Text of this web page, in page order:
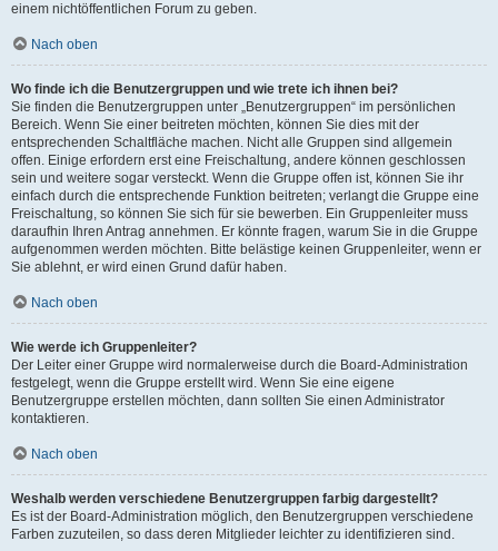
einem nichtöffentlichen Forum zu geben.
Nach oben
Wo finde ich die Benutzergruppen und wie trete ich ihnen bei?
Sie finden die Benutzergruppen unter „Benutzergruppen“ im persönlichen
Bereich. Wenn Sie einer beitreten möchten, können Sie dies mit der
entsprechenden Schaltfläche machen. Nicht alle Gruppen sind allgemein
offen. Einige erfordern erst eine Freischaltung, andere können geschlossen
sein und weitere sogar versteckt. Wenn die Gruppe offen ist, können Sie ihr
einfach durch die entsprechende Funktion beitreten; verlangt die Gruppe eine
Freischaltung, so können Sie sich für sie bewerben. Ein Gruppenleiter muss
daraufhin Ihren Antrag annehmen. Er könnte fragen, warum Sie in die Gruppe
aufgenommen werden möchten. Bitte belästige keinen Gruppenleiter, wenn er
Sie ablehnt, er wird einen Grund dafür haben.
Nach oben
Wie werde ich Gruppenleiter?
Der Leiter einer Gruppe wird normalerweise durch die Board-Administration
festgelegt, wenn die Gruppe erstellt wird. Wenn Sie eine eigene
Benutzergruppe erstellen möchten, dann sollten Sie einen Administrator
kontaktieren.
Nach oben
Weshalb werden verschiedene Benutzergruppen farbig dargestellt?
Es ist der Board-Administration möglich, den Benutzergruppen verschiedene
Farben zuzuteilen, so dass deren Mitglieder leichter zu identifizieren sind.